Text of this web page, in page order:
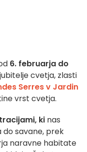
6. februarja do
cvetja, zlasti
Serres v Jardin
vrst cvetja.
ki nas
savane, prek
naravne habitate